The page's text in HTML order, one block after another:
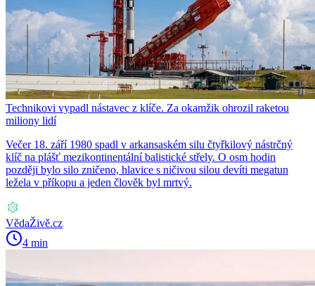
Technikovi vypadl nástavec z klíče. Za okamžik ohrozil raketou
miliony lidí
Večer 18. září 1980 spadl v arkansaském silu čtyřkilový nástrčný
klíč na plášť mezikontinentální balistické střely. O osm hodin
později bylo silo zničeno, hlavice s ničivou silou devíti megatun
ležela v příkopu a jeden člověk byl mrtvý.
VědaŽivě.cz
4 min